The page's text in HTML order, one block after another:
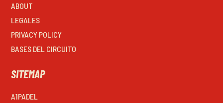
ABOUT
LEGALES
PRIVACY POLICY
BASES DEL CIRCUITO
SITEMAP
A1PADEL